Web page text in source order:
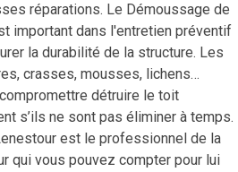
réparations. Le Démoussage de
important dans l'entretien préventif
la durabilité de la structure. Les
crasses, mousses, lichens…
détruire le toit
s’ils ne sont pas éliminer à temps.
est le professionnel de la
qui vous pouvez compter pour lui